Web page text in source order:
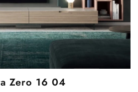
Zero 16 04